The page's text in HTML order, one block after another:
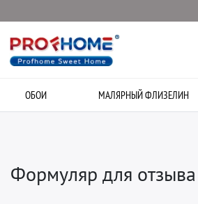
ОБОИ МАЛЯРНЫЙ ФЛИЗЕЛИН
Формуляр для